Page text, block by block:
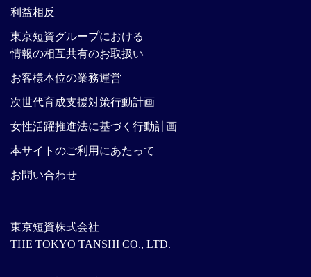
東京短資株式会社
THE TOKYO TANSHI CO., LTD.
利益相反
東京短資グループにおける
情報の相互共有のお取扱い
お客様本位の業務運営
次世代育成支援対策行動計画
女性活躍推進法に基づく行動計画
本サイトのご利用にあたって
お問い合わせ